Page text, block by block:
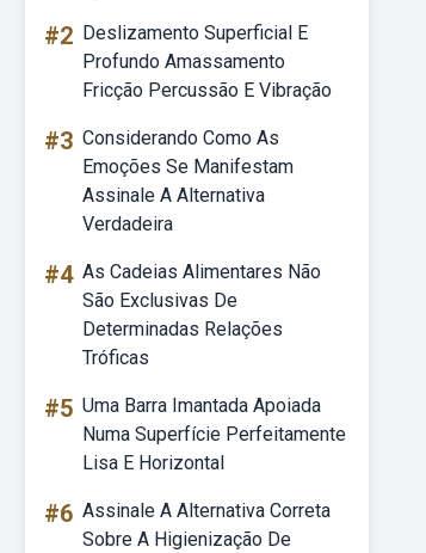
#2 Deslizamento Superficial E
Profundo Amassamento
Fricção Percussão E Vibração
#3 Considerando Como As
Emoções Se Manifestam
Assinale A Alternativa
Verdadeira
#4 As Cadeias Alimentares Não
São Exclusivas De
Determinadas Relações
Tróficas
#5 Uma Barra Imantada Apoiada
Numa Superfície Perfeitamente
Lisa E Horizontal
#6 Assinale A Alternativa Correta
Sobre A Higienização De